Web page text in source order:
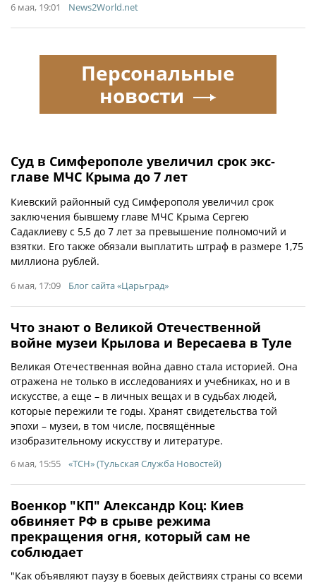
6 мая, 19:01 News2World.net
Суд в Симферополе увеличил срок экс-
главе МЧС Крыма до 7 лет
Киевский районный суд Симферополя увеличил срок
заключения бывшему главе МЧС Крыма Сергею
Садаклиеву с 5,5 до 7 лет за превышение полномочий и
взятки. Его также обязали выплатить штраф в размере 1,75
миллиона рублей.
6 мая, 17:09 Блог сайта «Царьград»
Что знают о Великой Отечественной
войне музеи Крылова и Вересаева в Туле
Великая Отечественная война давно стала историей. Она
отражена не только в исследованиях и учебниках, но и в
искусстве, а еще – в личных вещах и в судьбах людей,
которые пережили те годы. Хранят свидетельства той
эпохи – музеи, в том числе, посвящённые
изобразительному искусству и литературе.
6 мая, 15:55 «ТСН» (Тульская Служба Новостей)
Военкор "КП" Александр Коц: Киев
обвиняет РФ в срыве режима
прекращения огня, который сам не
соблюдает
"Как объявляют паузу в боевых действиях страны со всеми
Персональные
новости